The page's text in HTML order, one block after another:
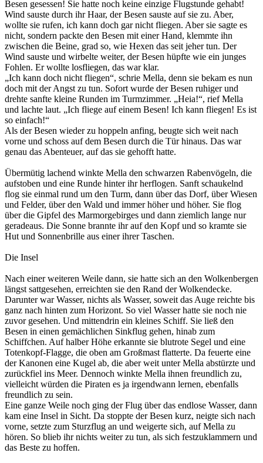
Besen gesessen! Sie hatte noch keine einzige Flugstunde gehabt!
Wind sauste durch ihr Haar, der Besen sauste auf sie zu. Aber,
wollte sie rufen, ich kann doch gar nicht fliegen. Aber sie sagte es
nicht, sondern packte den Besen mit einer Hand, klemmte ihn
zwischen die Beine, grad so, wie Hexen das seit jeher tun. Der
Wind sauste und wirbelte weiter, der Besen hüpfte wie ein junges
Fohlen. Er wollte losfliegen, das war klar.
„Ich kann doch nicht fliegen“, schrie Mella, denn sie bekam es nun
doch mit der Angst zu tun. Sofort wurde der Besen ruhiger und
drehte sanfte kleine Runden im Turmzimmer. „Heia!“, rief Mella
und lachte laut. „Ich fliege auf einem Besen! Ich kann fliegen! Es ist
so einfach!“
Als der Besen wieder zu hoppeln anfing, beugte sich weit nach
vorne und schoss auf dem Besen durch die Tür hinaus. Das war
genau das Abenteuer, auf das sie gehofft hatte.
Übermütig lachend winkte Mella den schwarzen Rabenvögeln, die
aufstoben und eine Runde hinter ihr herflogen. Sanft schaukelnd
flog sie einmal rund um den Turm, dann über das Dorf, über Wiesen
und Felder, über den Wald und immer höher und höher. Sie flog
über die Gipfel des Marmorgebirges und dann ziemlich lange nur
geradeaus. Die Sonne brannte ihr auf den Kopf und so kramte sie
Hut und Sonnenbrille aus einer ihrer Taschen.
Die Insel
Nach einer weiteren Weile dann, sie hatte sich an den Wolkenbergen
längst sattgesehen, erreichten sie den Rand der Wolkendecke.
Darunter war Wasser, nichts als Wasser, soweit das Auge reichte bis
ganz nach hinten zum Horizont. So viel Wasser hatte sie noch nie
zuvor gesehen. Und mittendrin ein kleines Schiff. Sie ließ den
Besen in einen gemächlichen Sinkflug gehen, hinab zum
Schiffchen. Auf halber Höhe erkannte sie blutrote Segel und eine
Totenkopf-Flagge, die oben am Großmast flatterte. Da feuerte eine
der Kanonen eine Kugel ab, die aber weit unter Mella abstürzte und
zurückfiel ins Meer. Dennoch winkte Mella ihnen freundlich zu,
vielleicht würden die Piraten es ja irgendwann lernen, ebenfalls
freundlich zu sein.
Eine ganze Weile noch ging der Flug über das endlose Wasser, dann
kam eine Insel in Sicht. Da stoppte der Besen kurz, neigte sich nach
vorne, setzte zum Sturzflug an und weigerte sich, auf Mella zu
hören. So blieb ihr nichts weiter zu tun, als sich festzuklammern und
das Beste zu hoffen.